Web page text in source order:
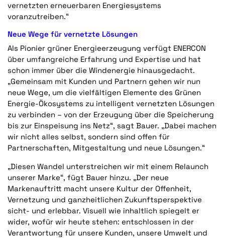
vernetzten erneuerbaren Energiesystems
voranzutreiben.“
Neue Wege für vernetzte Lösungen
Als Pionier grüner Energieerzeugung verfügt ENERCON
über umfangreiche Erfahrung und Expertise und hat
schon immer über die Windenergie hinausgedacht.
„Gemeinsam mit Kunden und Partnern gehen wir nun
neue Wege, um die vielfältigen Elemente des Grünen
Energie-Ökosystems zu intelligent vernetzten Lösungen
zu verbinden – von der Erzeugung über die Speicherung
bis zur Einspeisung ins Netz“, sagt Bauer. „Dabei machen
wir nicht alles selbst, sondern sind offen für
Partnerschaften, Mitgestaltung und neue Lösungen.“
„Diesen Wandel unterstreichen wir mit einem Relaunch
unserer Marke“, fügt Bauer hinzu. „Der neue
Markenauftritt macht unsere Kultur der Offenheit,
Vernetzung und ganzheitlichen Zukunftsperspektive
sicht- und erlebbar. Visuell wie inhaltlich spiegelt er
wider, wofür wir heute stehen: entschlossen in der
Verantwortung für unsere Kunden, unsere Umwelt und